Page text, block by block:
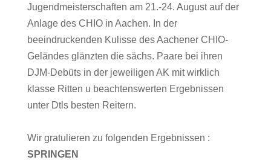
Jugendmeisterschaften am 21.-24. August auf der
Anlage des CHIO in Aachen. In der
beeindruckenden Kulisse des Aachener CHIO-
Geländes glänzten die sächs. Paare bei ihren
DJM-Debüts in der jeweiligen AK mit wirklich
klasse Ritten u beachtenswerten Ergebnissen
unter Dtls besten Reitern.
Wir gratulieren zu folgenden Ergebnissen :
SPRINGEN